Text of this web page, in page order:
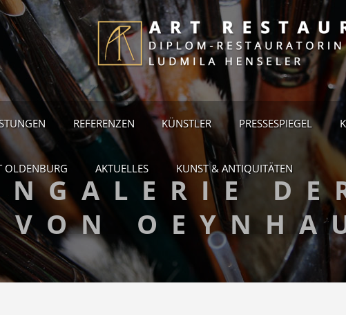
REFERENZEN KÜNSTLER PRESSESPIEGEL
OLDENBURG AKTUELLES KUNST & ANTIQUITÄTEN
VON